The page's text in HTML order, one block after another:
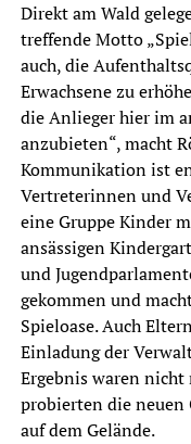
Direkt am Wald
treffende Motto
auch, die
Erwachsene zu
die Anlieger hier im
anzubieten“, macht
Kommunikation ist
Vertreterinnen und
eine Gruppe Kinder
ansässigen
und
gekommen und
Spieloase. Auch
Einladung der
Ergebnis waren nicht
probierten die neuen
auf dem Gelände.